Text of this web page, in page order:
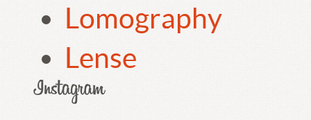
Lomography
Lense